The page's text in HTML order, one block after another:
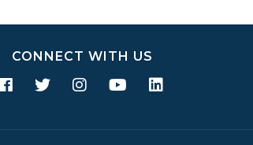
CONNECT WITH US